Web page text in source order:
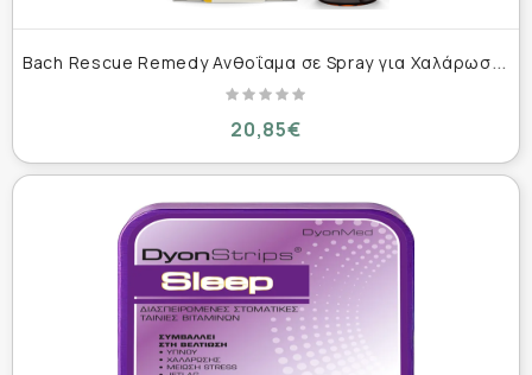
B
ach Rescue Remedy Ανθοΐαμα σε Spray για Χαλάρωση 20ml
20,85€